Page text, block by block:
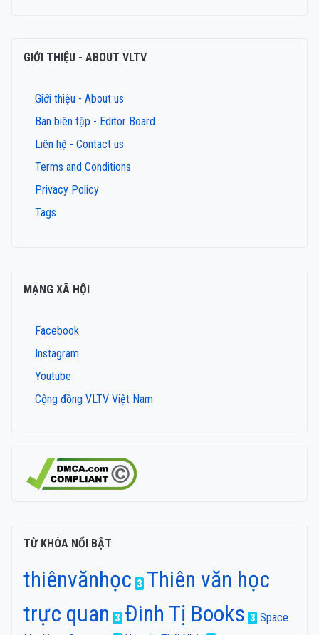
GIỚI THIỆU - ABOUT VLTV
Giới thiệu - About us
Ban biên tập - Editor Board
Liên hệ - Contact us
Terms and Conditions
Privacy Policy
Tags
MẠNG XÃ HỘI
Facebook
Instagram
Youtube
Cộng đồng VLTV Việt Nam
TỪ KHÓA NỔI BẬT
thiênvănhọc 3 Thiên văn học
trực quan
3 Đinh Tị Books 3 Space